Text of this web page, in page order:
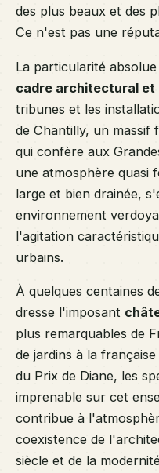
des plus beaux et des
Ce n'est pas une
La particularité
cadre architectural
tribunes et les
de Chantilly, un massif
qui confère aux
une atmosphère quasi
large et bien drainée,
environnement
l'agitation
urbains.
À quelques centaines
dresse l'imposant
plus remarquables de
de jardins à la
du Prix de Diane, les
imprenable sur cet
contribue à
coexistence de
siècle et de la